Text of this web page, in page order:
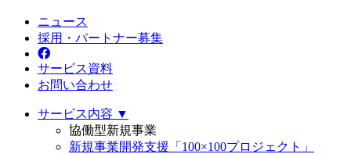
ニュース
採用・パートナー募集
サービス資料
お問い合わせ
サービス内容 ▼
協働型新規事業
新規事業開発支援「100×100プロジェクト」